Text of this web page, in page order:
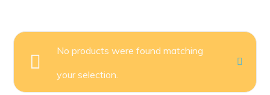
No products were found matching
your selection.